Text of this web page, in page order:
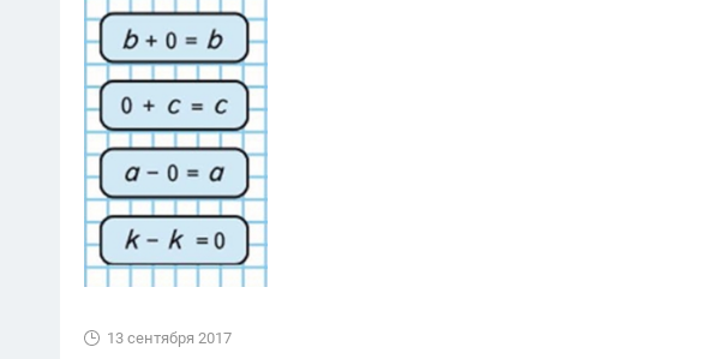
ФИПИ
ответов
Вузы
1752 ответа
Олимпиады
ответа
Spotlight
1551 ответ
ГИА
13 сентября 2017